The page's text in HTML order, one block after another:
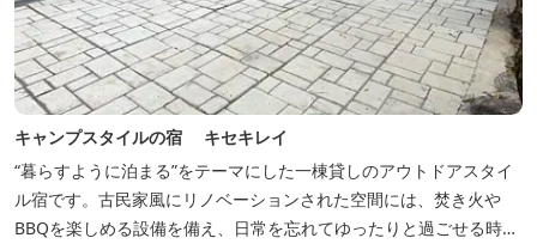
キャンプスタイルの宿 キセキレイ
“暮らすように泊まる”をテーマにした一棟貸しのアウトドアスタイ
ル宿です。古民家風にリノベーションされた空間には、焚き火や
BBQを楽しめる設備を備え、日常を忘れてゆったりと過ごせる時間